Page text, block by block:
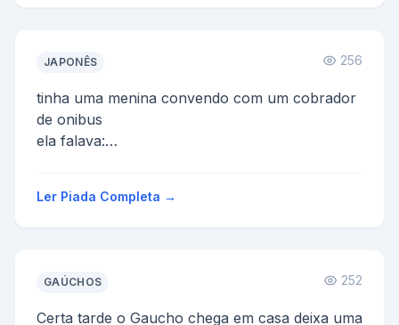
JAPONÊS 256
tinha uma menina convendo com um cobrador
de onibus
ela falava:
...
Ler Piada Completa →
GAÚCHOS 252
Certa tarde o Gaucho chega em casa deixa uma